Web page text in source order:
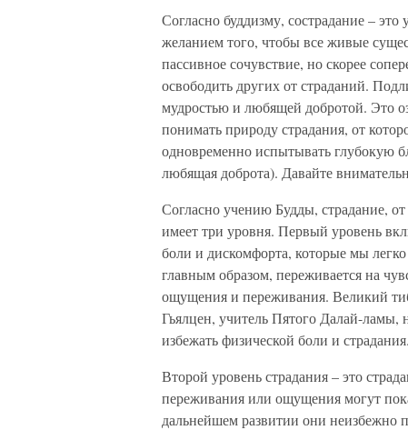
Согласно буддизму, сострадание –
желанием того, чтобы все живые
пассивное сочувствие, но скорее
освободить других от страданий.
мудростью и любящей добротой. Это
понимать природу страдания, от
одновременно испытывать глубокую
любящая доброта). Давайте
Согласно учению Будды, страдание,
имеет три уровня. Первый уровень
боли и дискомфорта, которые мы
главным образом, переживается на
ощущения и переживания. Великий
Гьялцен, учитель Пятого Далай-ламы,
избежать физической боли и страдания.
Второй уровень страдания – это
переживания или ощущения могут
дальнейшем развитии они неизбежно